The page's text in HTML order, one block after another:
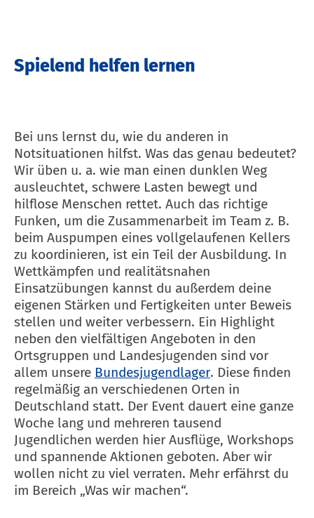
Spielend helfen lernen
Bei uns lernst du, wie du anderen in
Notsituationen hilfst. Was das genau bedeutet?
Wir üben u. a. wie man einen dunklen Weg
ausleuchtet, schwere Lasten bewegt und
hilflose Menschen rettet. Auch das richtige
Funken, um die Zusammenarbeit im Team z. B.
beim Auspumpen eines vollgelaufenen Kellers
zu koordinieren, ist ein Teil der Ausbildung. In
Wettkämpfen und realitätsnahen
Einsatzübungen kannst du außerdem deine
eigenen Stärken und Fertigkeiten unter Beweis
stellen und weiter verbessern. Ein Highlight
neben den vielfältigen Angeboten in den
Ortsgruppen und Landesjugenden sind vor
allem unsere Bundesjugendlager. Diese finden
regelmäßig an verschiedenen Orten in
Deutschland statt. Der Event dauert eine ganze
Woche lang und mehreren tausend
Jugendlichen werden hier Ausflüge, Workshops
und spannende Aktionen geboten. Aber wir
wollen nicht zu viel verraten. Mehr erfährst du
im Bereich „Was wir machen“.